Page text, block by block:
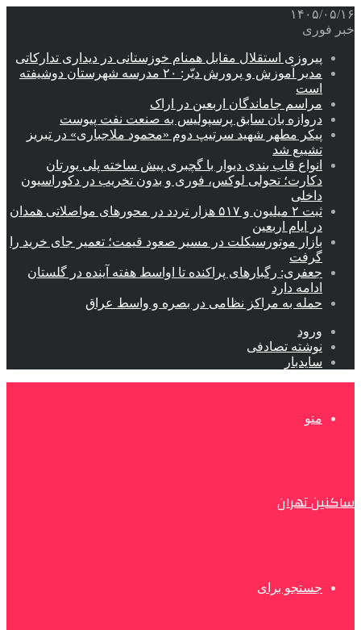
۱۴۰۵/۰۵/۱۶
خبر فوری
پیروزی استقلال مقابل همنام خوزستانی در دیداری تدارکاتی
مدیر آموزش و پرورش دیّر: ۲۰ مدرسه شهرستان دوشیفته
است
مراسم جاماندگان اربعین در اراک
دروازه بان سابق پرسپولیس به صنعت نفت پیوست
پیکر مطهر شهید سرتیپ دوم «محمود ملاجباری» در تبریز
تشییع شد
انواع قاب بندی دیوار با گچبری پیش ساخته پلی یورتان
دکارت؛ تحولی لوکس، فوری و بدون تخریب در دکوراسیون
داخلی
ثبت ۲ میلیون و ۵۱۷ هزار تردد در محورهای مواصلاتی همدان
در ایام اربعین
بازار موتورسیکلت در مسیر صعود قیمت؛ تعمیر جای خرید را
گرفت
جعفری: رگبارهای پراکنده تا اواسط هفته آینده در گلستان
ادامه دارد
حمله به مراکز نظامی در بصره و واسط عراق
ورود
نوشته تصادفی
سایدبار
منو
ساکنین تهران
جستجو برای